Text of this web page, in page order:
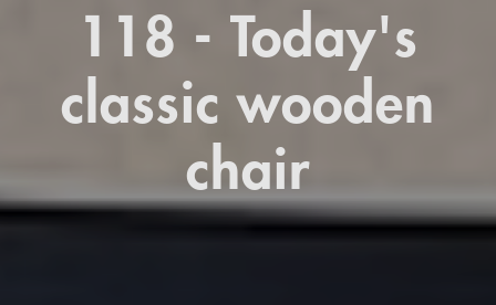
Magazine
Services
Company
118 - Today's
classic wooden
chair